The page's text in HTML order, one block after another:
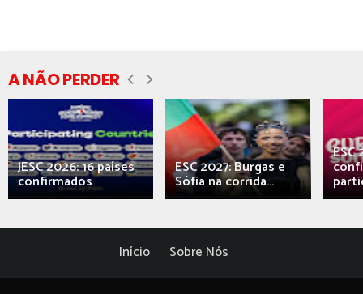
A NÃO PERDER
JESC 2026: 16 países
confirmados
ESC 2027: Burgas e
Sófia na corrida...
ESC
Início Sobre Nós